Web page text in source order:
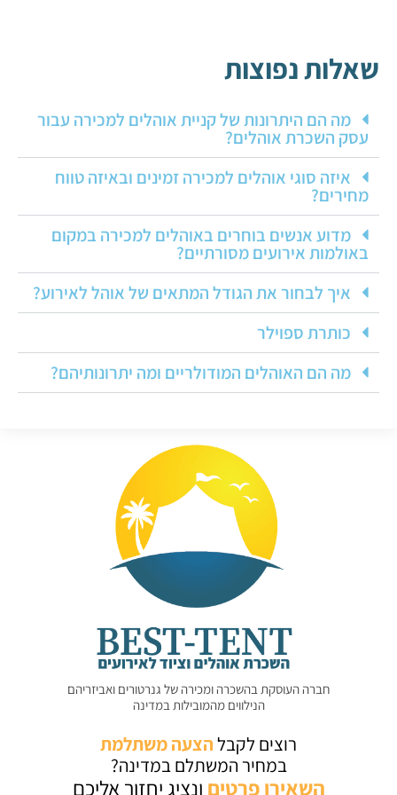
שאלות נפוצות
מה הם היתרונות של קניית אוהלים למכירה עבור
עסק השכרת אוהלים?
איזה סוגי אוהלים למכירה זמינים ובאיזה טווח
מחירים?
מדוע אנשים בוחרים באוהלים למכירה במקום
באולמות אירועים מסורתיים?
איך לבחור את הגודל המתאים של אוהל לאירוע?
כותרת ספוילר
מה הם האוהלים המודולריים ומה יתרונותיהם?
חברה העוסקת בהשכרה ומכירה של גנרטורים ואביזריהם
הנילווים מהמובילות במדינה
רוצים לקבלהצעה משתלמת
במחיר המשתלם במדינה?
השאירו פרטים ונציג יחזור אליכם